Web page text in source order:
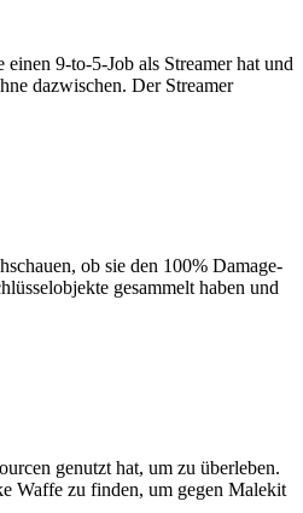
9-to-5-Job als Streamer hat und
dazwischen. Der Streamer
ob sie den 100% Damage-
gesammelt haben und
genutzt hat, um zu überleben.
Waffe zu finden, um gegen Malekit